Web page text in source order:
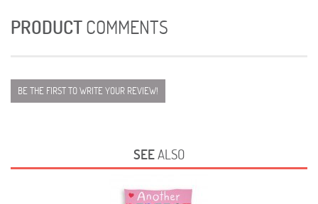
PRODUCTCOMMENTS
BE THE FIRST TO WRITE YOUR REVIEW!
SEEALSO